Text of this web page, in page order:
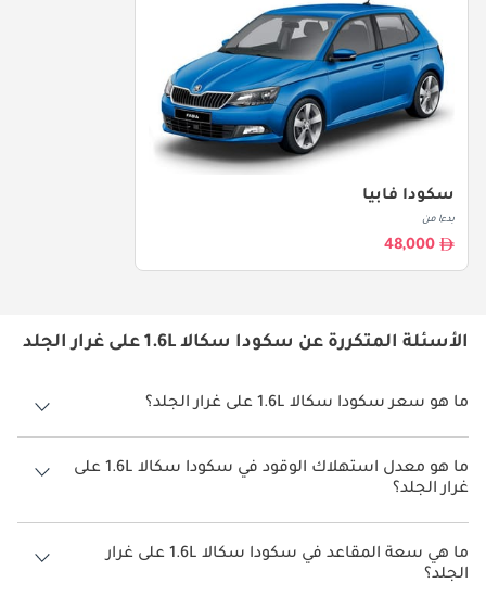
سكودا فابيا
بدءا من
48,000
الأسئلة المتكررة عن سكودا سكالا 1.6L على غرار الجلد
ما هو سعر سكودا سكالا 1.6L على غرار الجلد؟
سعر سكودا سكالا 1.6L على غرار الجلد هو درهم 83,000.
ما هو معدل استهلاك الوقود في سكودا سكالا 1.6L على
غرار الجلد؟
يبلغ معدل استهلاك الوقود المقترح من الشركة المصنعة لسيارة سكودا
سكالا 2026 من 15 كم/ليتر.
ما هي سعة المقاعد في سكودا سكالا 1.6L على غرار
الجلد؟